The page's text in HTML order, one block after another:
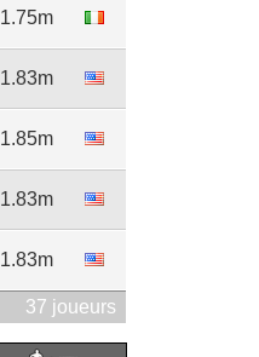
1.75m
1.83m
1.85m
1.83m
1.83m
37 joueurs